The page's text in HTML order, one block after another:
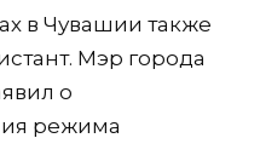
в Чувашии также
Мэр города
о
режима